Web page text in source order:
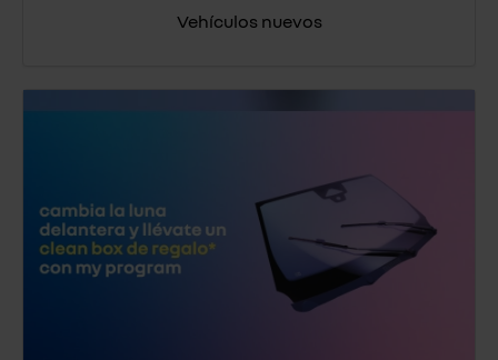
Vehículos nuevos